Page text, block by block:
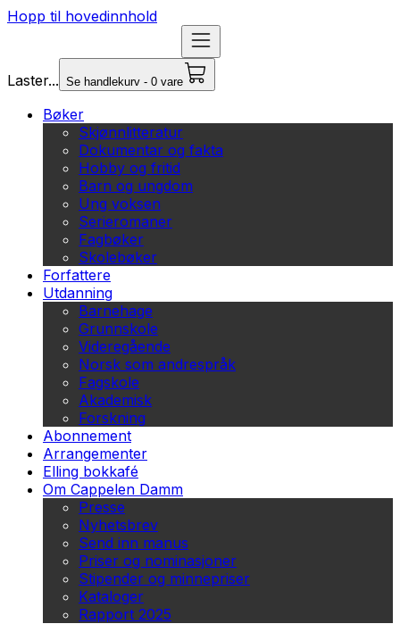
Hopp til hovedinnhold
Laster... Se handlekurv - 0 vare
Bøker
Skjønnlitteratur
Dokumentar og fakta
Hobby og fritid
Barn og ungdom
Ung voksen
Serieromaner
Fagbøker
Skolebøker
Forfattere
Utdanning
Barnehage
Grunnskole
Videregående
Norsk som andrespråk
Fagskole
Akademisk
Forskning
Abonnement
Arrangementer
Elling bokkafé
Om Cappelen Damm
Presse
Nyhetsbrev
Send inn manus
Priser og nominasjoner
Stipender og minnepriser
Kataloger
Rapport 2025